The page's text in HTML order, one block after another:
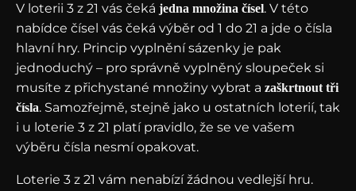
V loterii 3 z 21 vás čeká jedna množina čísel. V této
nabídce čísel vás čeká výběr od 1 do 21 a jde o čísla
hlavní hry. Princip vyplnění sázenky je pak
jednoduchý – pro správně vyplněný sloupeček si
musíte z přichystané množiny vybrat a zaškrtnout tři
čísla. Samozřejmě, stejně jako u ostatních loterií, tak
i u loterie 3 z 21 platí pravidlo, že se ve vašem
výběru čísla nesmí opakovat.
Loterie 3 z 21 vám nenabízí žádnou vedlejší hru.